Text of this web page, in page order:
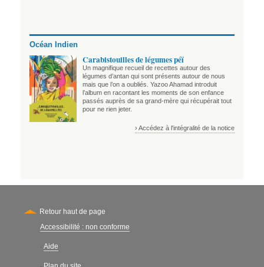
Océan Indien
Carabistouilles de légumes péï
Un magnifique recueil de recettes autour des
légumes d’antan qui sont présents autour de nous
mais que l’on a oubliés. Yazoo Ahamad introduit
l’album en racontant les moments de son enfance
passés auprès de sa grand-mère qui récupérait tout
pour ne rien jeter.
› Accédez à l'intégralité de la notice
Retour haut de page
Secondary
Accessibilité : non conforme
- Aide